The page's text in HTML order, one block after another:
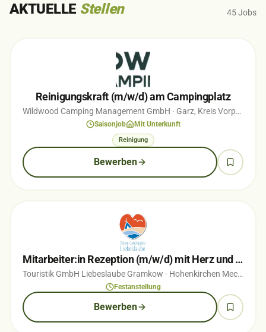
AKTUELLE Stellen 45Jobs
Reinigungskraft (m/w/d) am Campingplatz
Wildwood Camping Management GmbH · Garz, Kreis Vorpommern-Greifswald
Saisonjob Mit Unterkunft
Reinigung
Bewerben
Mitarbeiter:in Rezeption (m/w/d) mit Herz und Blick für Menschen in Vollzeit
Touristik GmbH Liebeslaube Gramkow · Hohenkirchen Mecklenburg
Festanstellung
Bewerben